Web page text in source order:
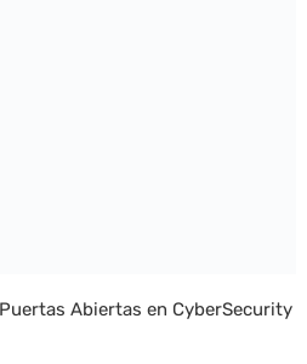
Abiertas en CyberSecurity